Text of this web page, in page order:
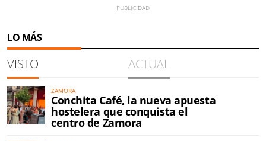
LO MÁS
VISTO ACTUAL
ZAMORA
Conchita Café, la nueva apuesta
hostelera que conquista el
centro de Zamora